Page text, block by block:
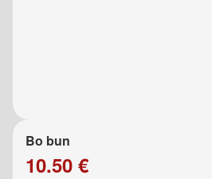
Bo bun
10.50 €